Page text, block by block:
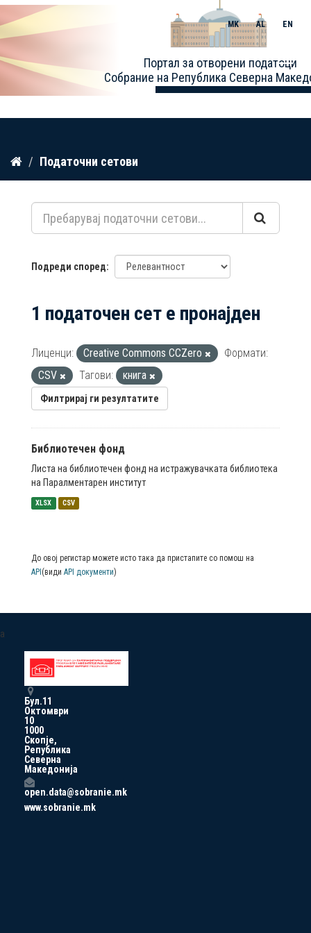
Прескокнете
содржина
Портал за отворени податоци
Собрание на Република Северна
MK AL EN
Toggle
Податочни сетови
Подреди според
1 податочен сет е пронајден
Лиценци: Creative Commons CCZero
Формати:
CSV
Тагови: книга
Филтрирај ги резултатите
Библиотечен фонд
Листа на библиотечен фонд на истражувачката библиотека
на Паралментарен институт
XLSX CSV
До овој регистар можете исто така да пристапите со помош на
API (види API документи)
a
Бул.11
Октомври
10
1000
Скопје,
Република
Северна
Македонија
open.data@sobranie.mk
www.sobranie.mk